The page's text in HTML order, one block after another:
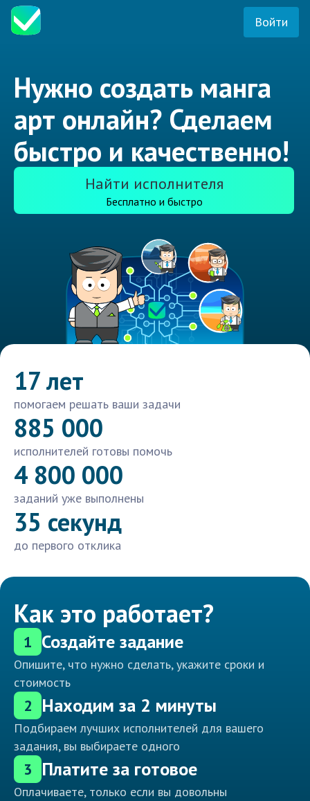
Войти
Нужно создать манга
арт онлайн? Сделаем
быстро и качественно!
Найти исполнителя
Бесплатно и быстро
17 лет
помогаем решать ваши задачи
885 000
исполнителей готовы помочь
4 800 000
заданий уже выполнены
35 секунд
до первого отклика
Как это работает?
1 Создайте задание
Опишите, что нужно сделать, укажите сроки и
стоимость
2 Находим за 2 минуты
Подбираем лучших исполнителей для вашего
задания, вы выбираете одного
3 Платите за готовое
Оплачиваете, только если вы довольны